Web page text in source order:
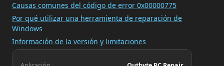
Causas comunes del código de error 0x00000775
Por qué utilizar una herramienta de reparación de
Windows
Información de la versión y limitaciones